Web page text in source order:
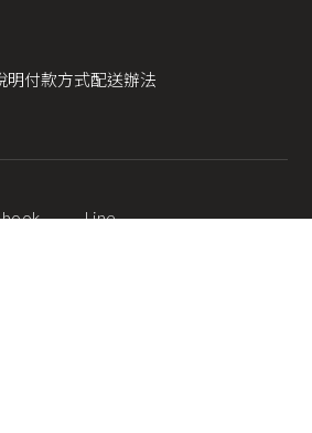
明付款方式配送辦法
Line